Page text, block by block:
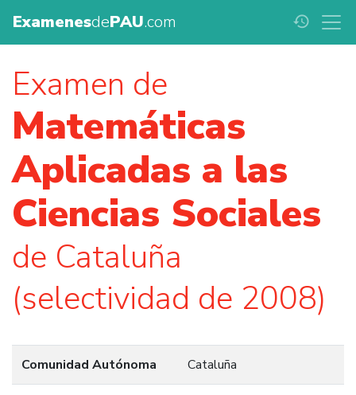
ExamenesdePAU.com history
Examen de
Matemáticas
Aplicadas a las
Ciencias Sociales
de Cataluña
(selectividad de 2008)
Comunidad Autónoma Cataluña